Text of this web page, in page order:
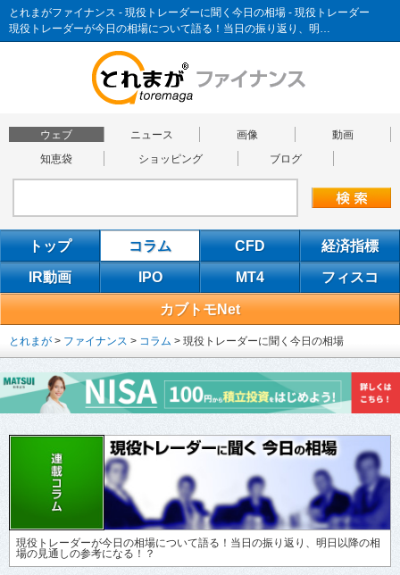
とれまがファイナンス - 現役トレーダーに聞く今日の相場 - 現役トレーダー
現役トレーダーが今日の相場について語る！当日の振り返り、明…
ウェブ ニュース 画像
動画
知恵袋
ショッピング ブログ
トップ コラム CFD 経済指標
IR動画 IPO MT4 フィスコ
カブトモNet
とれまが > ファイナンス > コラム > 現役トレーダーに聞く今日の相場
現役トレーダーが今日の相場について語る！当日の振り返り、明日以降の相
場の見通しの参考になる！？